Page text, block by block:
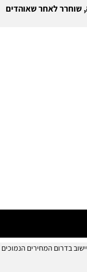
שוחרר לאחר שאוהדים